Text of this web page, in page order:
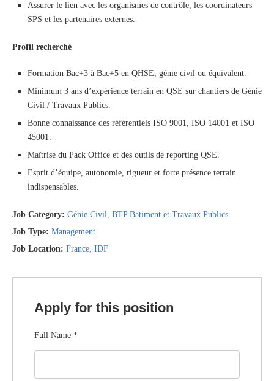
Assurer le lien avec les organismes de contrôle, les coordinateurs
SPS et les partenaires externes.
Profil recherché
Formation Bac+3 à Bac+5 en QHSE, génie civil ou équivalent.
Minimum 3 ans d’expérience terrain en QSE sur chantiers de Génie
Civil / Travaux Publics.
Bonne connaissance des référentiels ISO 9001, ISO 14001 et ISO
45001.
Maîtrise du Pack Office et des outils de reporting QSE.
Esprit d’équipe, autonomie, rigueur et forte présence terrain
indispensables.
Job Category: Génie Civil BTP Batiment et Travaux Publics
Job Type: Management
Job Location: France IDF
Apply for this position
Full Name *